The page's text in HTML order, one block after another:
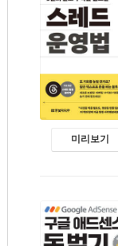
미리보기